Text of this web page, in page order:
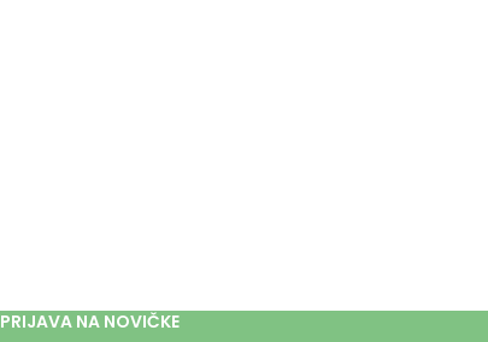
PRIJAVA NA NOVIČKE